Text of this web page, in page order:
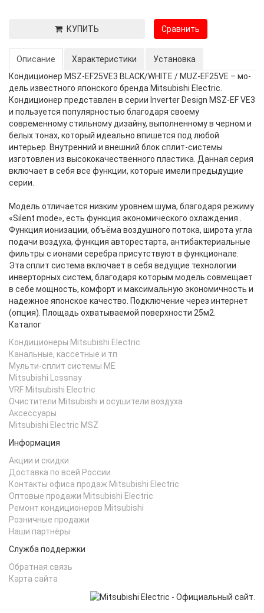
КУПИТЬ Сравнить
Описание Характеристики
Установка
Кондиционер MSZ-EF25VE3 BLACK/WHITE / MUZ-EF25VE – мо­
дель известного японского бренда Mitsubishi Electric.
Кондиционер представлен в серии Inverter Design MSZ-EF VE3
и пользуется популярностью благодаря своему
современному стильному дизайну, выполненному в черном и
белых тонах, который идеально впише­тся под любой
интерьер. Внутренний и внешний блок сплит-сис­темы
изготовлен из высококачественного пластика. Данная серия
включает в себя все функции, которые имели предыдущие
серии.
Модель отличается низким уровнем шума, благодаря режиму
«Silent mode», есть функция экономического охлаждения .
Функция ионизации, объёма воздушного потока, широта угла
подачи воздуха, функция авторестарта, антибактериальные
фильтры с ионами серебра присутствуют в функ­ционале.
Эта сплит система включает в себя ведущие технологии
инверторных систем, благодаря ко­торым модель совмещает
в себе мощность, комфорт и максимальную экономичность и
надежное японское качество. Подключение через интернет
(опция). Площадь охватываемой поверхности 25м2.
Каталог
Кондиционеры Mitsubishi Electric
Канальные, кассетные и тп
Мульти-сплит системы ME
Mitsubishi Lossnay
VRF Mitsubishi Electric
Очистители Mitsubishi и осушители воздуха
Аксессуары
Mitsubishi Electric MSZ
Информация
Акции и скидки
Доставка по всей России
Контакты офиса продаж Mitsubishi Electric
Оптовые продажи Mitsubishi Electric
Ремонт кондиционеров Mitsubishi
Розничные продажи
Наши партнёры
Служба поддержки
Обратная связь
Карта сайта